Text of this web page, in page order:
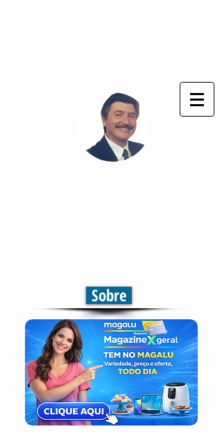
Sobre